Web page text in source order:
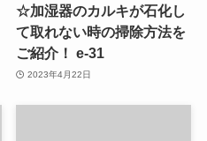
☆加湿器のカルキが石化し
て取れない時の掃除方法を
ご紹介！ e-31
2023年4月22日